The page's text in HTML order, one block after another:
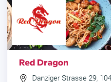
Red Dragon
Danziger Strasse 29,